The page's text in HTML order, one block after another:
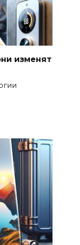
изменят